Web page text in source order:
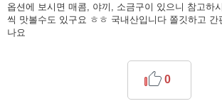
옵션에 보시면 매콤, 야끼, 소금구이 있으니 참고하
씩 맛볼수도 있구요 ㅎㅎ 국내산입니다 쫄깃하고 간
나요
0